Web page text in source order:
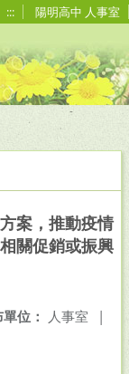
::: 陽明高中 人事室
案，推動疫情
關促銷或振興
位： 人事室 |